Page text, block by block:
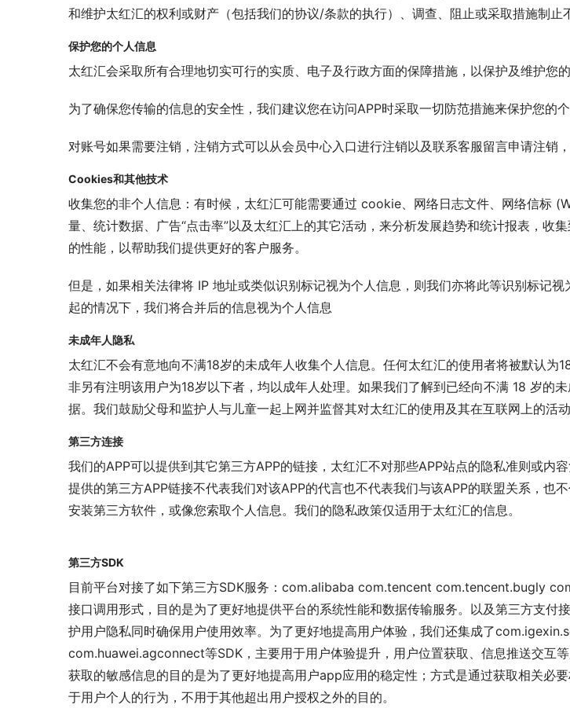
和维护太红汇的权利或财产（包括我们的协议/条款的执行）、调查、阻止或采取措施制
保护您的个人信息
太红汇会采取所有合理地切实可行的实质、电子及行政方面的保障措施，以保护及维护您
为了确保您传输的信息的安全性，我们建议您在访问APP时采取一切防范措施来保护您的
对账号如果需要注销，注销方式可以从会员中心入口进行注销以及联系客服留言申请注销
Cookies和其他技术
收集您的非个人信息：有时候，太红汇可能需要通过 cookie、网络日志文件、网络信标
量、统计数据、广告“点击率”以及太红汇上的其它活动，来分析发展趋势和统计报表，收
的性能，以帮助我们提供更好的客户服务。
但是，如果相关法律将 IP 地址或类似识别标记视为个人信息，则我们亦将此等识别标记
起的情况下，我们将合并后的信息视为个人信息
未成年人隐私
太红汇不会有意地向不满18岁的未成年人收集个人信息。任何太红汇的使用者将被默认
非另有注明该用户为18岁以下者，均以成年人处理。如果我们了解到已经向不满 18 岁的
据。我们鼓励父母和监护人与儿童一起上网并监督其对太红汇的使用及其在互联网上的活动
第三方连接
我们的APP可以提供到其它第三方APP的链接，太红汇不对那些APP站点的隐私准则或
提供的第三方APP链接不代表我们对该APP的代言也不代表我们与该APP的联盟关系，也
安装第三方软件，或像您索取个人信息。我们的隐私政策仅适用于太红汇的信息。
第三方SDK
目前平台对接了如下第三方SDK服务：com.alibaba com.tencent com.tencent.bugly
接口调用形式，目的是为了更好地提供平台的系统性能和数据传输服务。以及第三方支
护用户隐私同时确保用户使用效率。为了更好地提高用户体验，我们还集成了
com.huawei.agconnect等SDK，主要用于用户体验提升，用户位置获取、信息推送交互
获取的敏感信息的目的是为了更好地提高用户app应用的稳定性；方式是通过获取相关必
于用户个人的行为，不用于其他超出用户授权之外的目的。